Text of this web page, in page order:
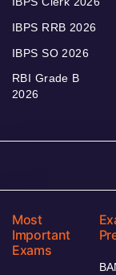
IBPS RRB 2026
IBPS SO 2026
RBI Grade B
2026
Most
Important
Exams